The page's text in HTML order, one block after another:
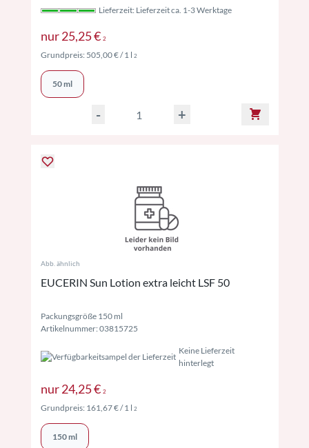
Lieferzeit: Lieferzeit ca. 1-3 Werktage
nur25,25 € 2Preise inkl. MwSt. ggf. zzgl. Versand
Grundpreis: 505,00 €/ 1 l 2Preise inkl. MwSt. ggf. zzgl. Versand
50 ml
- +
Abb. ähnlich
EUCERIN Sun Lotion extra leicht LSF 50
Packungsgröße 150 ml
Artikelnummer: 03815725
Keine Lieferzeit
hinterlegt
nur24,25 € 2Preise inkl. MwSt. ggf. zzgl. Versand
Grundpreis: 161,67 €/ 1 l 2Preise inkl. MwSt. ggf. zzgl. Versand
150 ml